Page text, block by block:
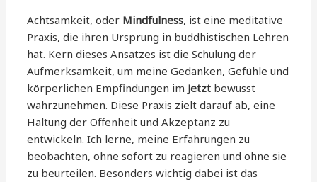
Achtsamkeit, oder Mindfulness, ist eine meditative
Praxis, die ihren Ursprung in buddhistischen Lehren
hat. Kern dieses Ansatzes ist die Schulung der
Aufmerksamkeit, um meine Gedanken, Gefühle und
körperlichen Empfindungen im Jetzt bewusst
wahrzunehmen. Diese Praxis zielt darauf ab, eine
Haltung der Offenheit und Akzeptanz zu
entwickeln. Ich lerne, meine Erfahrungen zu
beobachten, ohne sofort zu reagieren und ohne sie
zu beurteilen. Besonders wichtig dabei ist das